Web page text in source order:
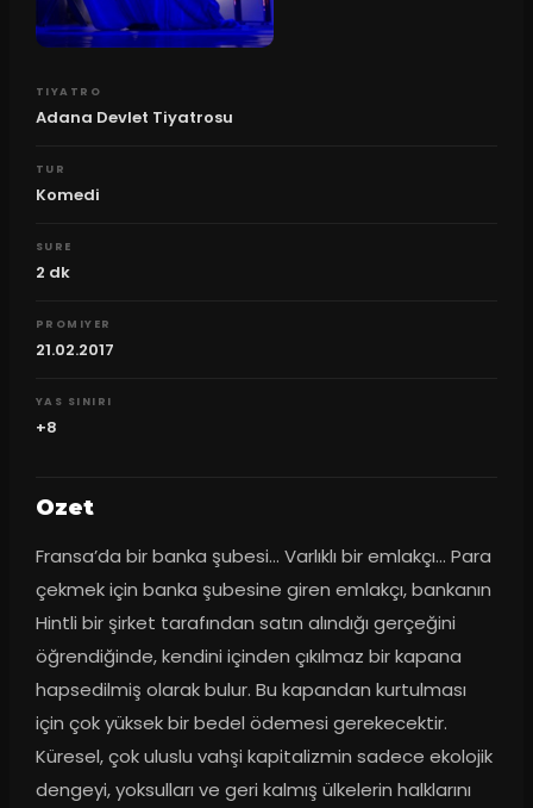
TIYATRO
Adana Devlet Tiyatrosu
TUR
Komedi
SURE
2 dk
PROMIYER
21.02.2017
YAS SINIRI
+8
Ozet
Fransa’da bir banka şubesi… Varlıklı bir emlakçı… Para
çekmek için banka şubesine giren emlakçı, bankanın
Hintli bir şirket tarafından satın alındığı gerçeğini
öğrendiğinde, kendini içinden çıkılmaz bir kapana
hapsedilmiş olarak bulur. Bu kapandan kurtulması
için çok yüksek bir bedel ödemesi gerekecektir.
Küresel, çok uluslu vahşi kapitalizmin sadece ekolojik
dengeyi, yoksulları ve geri kalmış ülkelerin halklarını